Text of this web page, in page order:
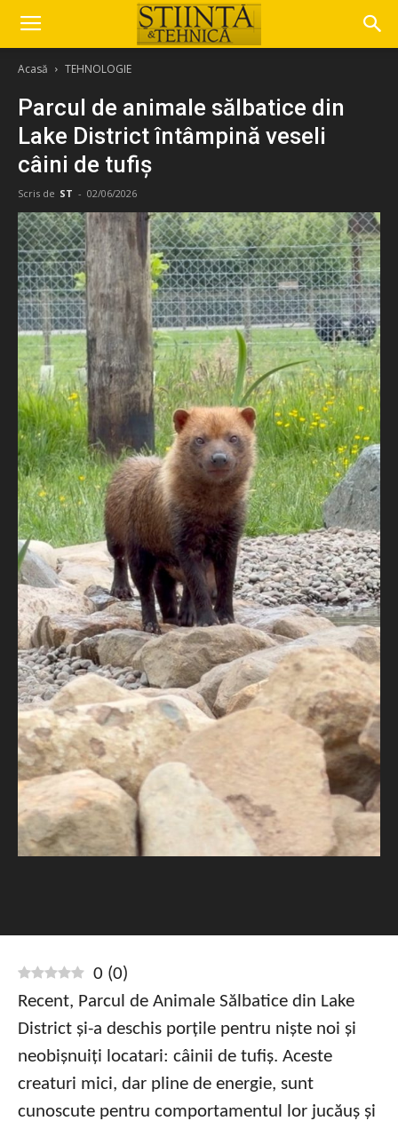
Acasă TEHNOLOGIE
Parcul de animale sălbatice din
Lake District întâmpină veseli
câini de tufiș
Scris de ST - 02/06/2026
0 (0)
Recent, Parcul de Animale Sălbatice din Lake
District și-a deschis porțile pentru niște noi și
neobișnuiți locatari: câinii de tufiș. Aceste
creaturi mici, dar pline de energie, sunt
cunoscute pentru comportamentul lor jucăuș și